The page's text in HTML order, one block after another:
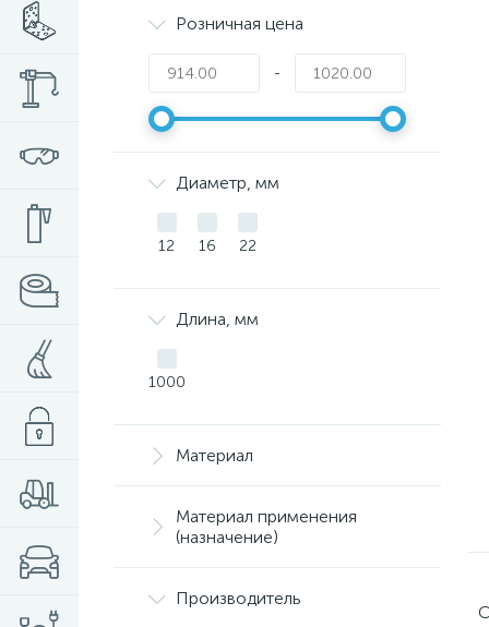
Розничная цена
-
Диаметр, мм
12 16 22
Длина, мм
1000
Материал
Материал применения
(назначение)
Производитель